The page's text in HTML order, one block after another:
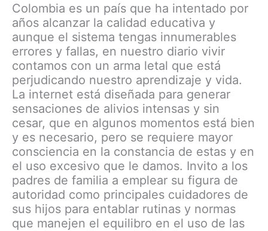
Colombia es un país que ha intentado por
años alcanzar la calidad educativa y
aunque el sistema tengas innumerables
errores y fallas, en nuestro diario vivir
contamos con un arma letal que está
perjudicando nuestro aprendizaje y vida.
La internet está diseñada para generar
sensaciones de alivios intensas y sin
cesar, que en algunos momentos está bien
y es necesario, pero se requiere mayor
consciencia en la constancia de estas y en
el uso excesivo que le damos. Invito a los
padres de familia a emplear su figura de
autoridad como principales cuidadores de
sus hijos para entablar rutinas y normas
que manejen el equilibro en el uso de las